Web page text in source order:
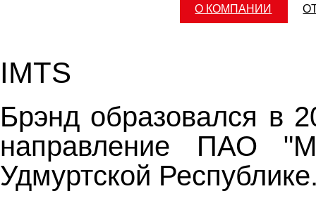
О КОМПАНИИ
IMTS
Брэнд образовался в
направление ПАО
Удмуртской